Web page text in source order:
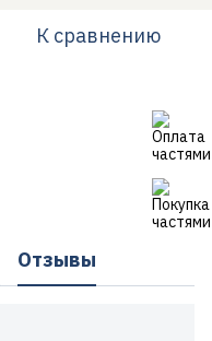
К сравнению
Отзывы